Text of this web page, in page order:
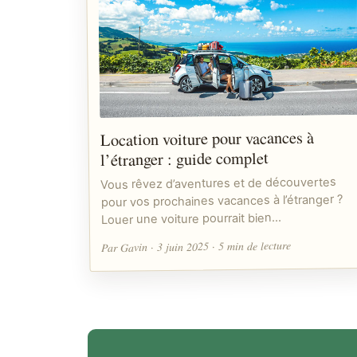
Location voiture pour vacances à
l’étranger : guide complet
Vous rêvez d’aventures et de découvertes
pour vos prochaines vacances à l’étranger ?
Louer une voiture pourrait bien…
Par Gavin · 3 juin 2025 · 5 min de lecture